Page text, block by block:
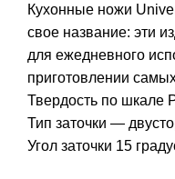
Кухонные ножи
свое название: эти
для ежедневного
приготовлении
Твердость по шкале
Тип заточки —
Угол заточки 15